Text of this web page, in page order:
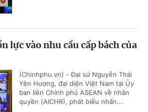
lực vào nhu cầu cấp bách của
(Chinhphu.vn) - Đại sứ Nguyễn Thái
Yên Hương, đại diện Việt Nam tại Ủy
ban liên Chính phủ ASEAN về nhân
quyền (AICHR), phát biểu nhấn...